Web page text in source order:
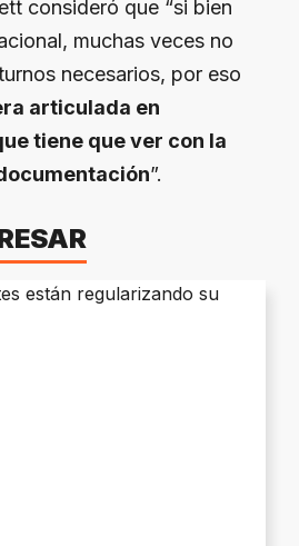
consideró que “si bien
muchas veces no
necesarios, por eso
articulada en
tiene que ver con la
”.